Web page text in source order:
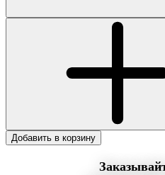
Добавить в корзину